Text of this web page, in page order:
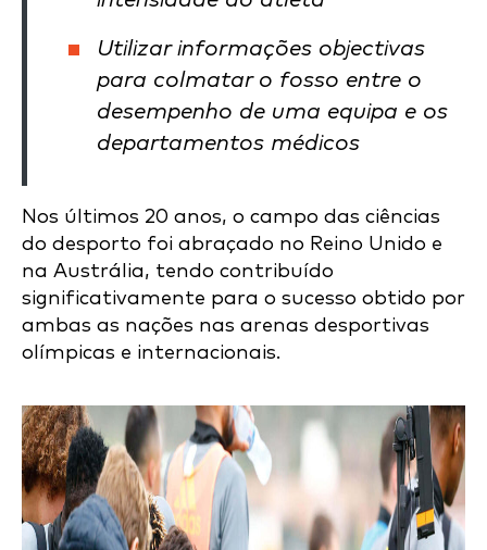
Utilizar informações objectivas
para colmatar o fosso entre o
desempenho de uma equipa e os
departamentos médicos
Nos últimos 20 anos, o campo das ciências
do desporto foi abraçado no Reino Unido e
na Austrália, tendo contribuído
significativamente para o sucesso obtido por
ambas as nações nas arenas desportivas
olímpicas e internacionais.